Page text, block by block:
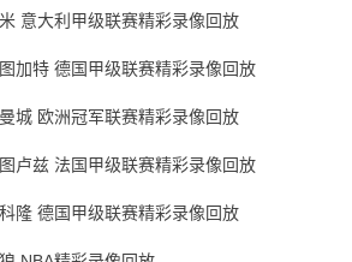
意大利甲级联赛精彩录像回放
加特 德国甲级联赛精彩录像回放
城 欧洲冠军联赛精彩录像回放
卢兹 法国甲级联赛精彩录像回放
隆 德国甲级联赛精彩录像回放